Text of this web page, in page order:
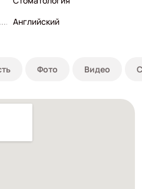
Английский
Фото Видео